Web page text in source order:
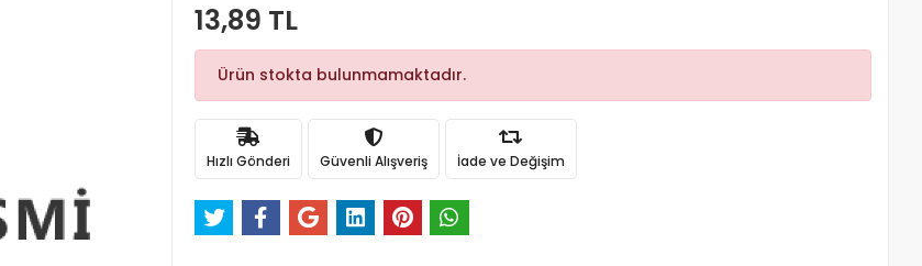
13,89 TL
Ürün stokta bulunmamaktadır.
Hızlı Gönderi Güvenli Alışveriş İade ve Değişim